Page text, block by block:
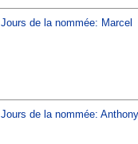
Jours de la nommée: Marcel
Jours de la nommée: Anthony